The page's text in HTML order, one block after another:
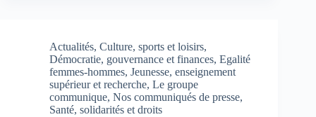
Actualités, Culture, sports et loisirs,
Démocratie, gouvernance et finances, Egalité
femmes-hommes, Jeunesse, enseignement
supérieur et recherche, Le groupe
communique, Nos communiqués de presse,
Santé, solidarités et droits